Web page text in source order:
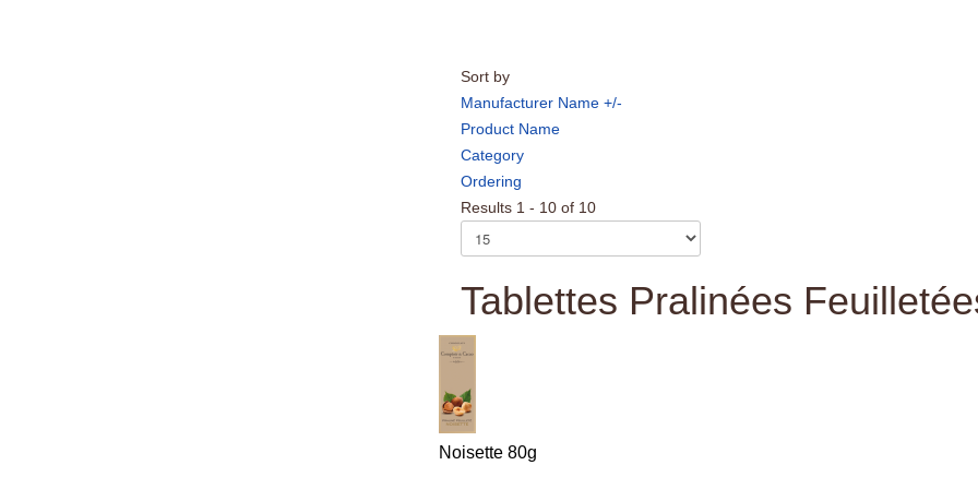
Sort by
Manufacturer Name +/-
Product Name
Category
Ordering
Results 1 - 10 of 10
Tablettes Pralinées
Noisette 80g